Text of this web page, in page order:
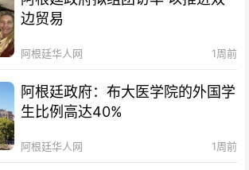
边贸易
阿根廷华人网 1周前
阿根廷政府：布大医学院的外国学
生比例高达40%
阿根廷华人网 1周前